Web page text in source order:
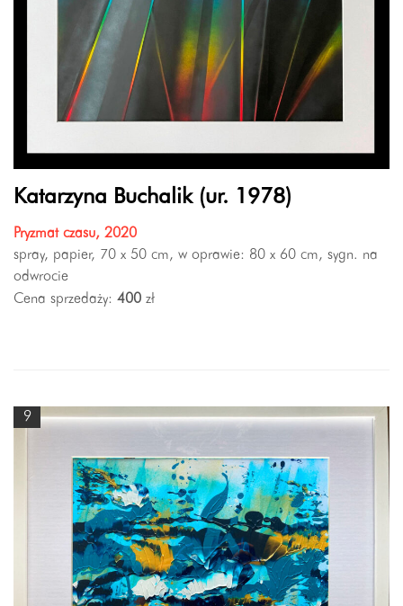
Katarzyna Buchalik (ur. 1978)
Pryzmat czasu, 2020
spray, papier, 70 x 50 cm, w oprawie: 80 x 60 cm, sygn. na
odwrocie
Cena sprzedaży: 400 zł
9